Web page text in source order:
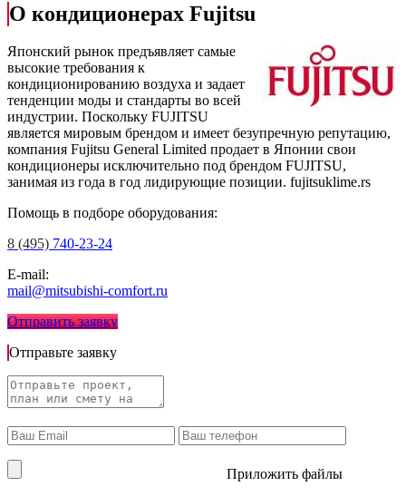
О кондиционерах Fujitsu
Японский рынок предъявляет самые
высокие требования к
кондиционированию воздуха и задает
тенденции моды и стандарты во всей
индустрии. Поскольку FUJITSU
является мировым брендом и имеет безупречную репутацию,
компания Fujitsu General Limited продает в Японии свои
кондиционеры исключительно под брендом FUJITSU,
занимая из года в год лидирующие позиции. fujitsuklime.rs
Помощь в подборе оборудования:
8 (495) 740-23-24
E-mail:
mail@mitsubishi-comfort.ru
Отправить заявку
Отправьте заявку
Приложить файлы